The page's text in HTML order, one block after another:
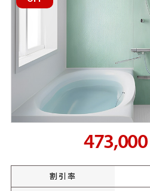
473,000
割引率